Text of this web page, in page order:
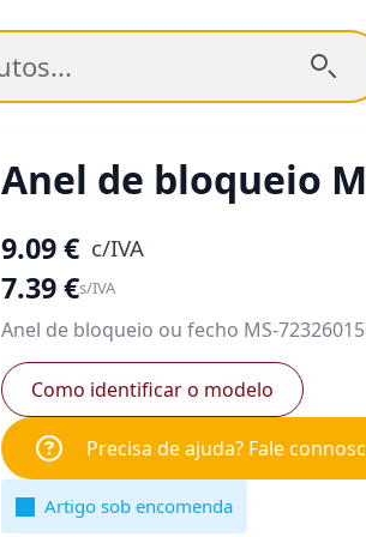
Anel de bloqueio
9.09€ c/IVA
7.39€s/IVA
Anel de bloqueio ou fecho MS-
Como identificar o modelo
Precisa de ajuda? Fale
Artigo sob encomenda